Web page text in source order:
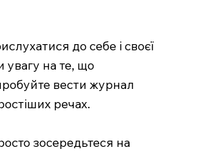
до себе і своєї
увагу на те, що
вести журнал
речах.
зосередьтеся на